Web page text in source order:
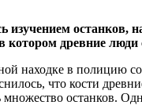
изучением
древние
находке в полицию
что кости
останков.